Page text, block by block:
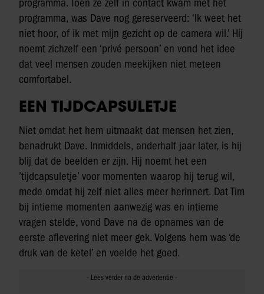
programma. Toen ze zelf in contact kwam met het
programma, was Dave nog gereserveerd: ‘Ik weet het
niet hoor, of ik met mijn gezicht op de camera wil.’ Hij
noemt zichzelf een ‘privé persoon’ en vond het idee
dat veel mensen zouden meekijken niet meteen
comfortabel.
EEN TIJDCAPSULETJE
Niet omdat het hem uitmaakt dat mensen het zien,
benadrukt Dave. Inmiddels, anderhalf jaar later, is hij
blij dat de beelden er zijn. Hij noemt het een
’tijdcapsuletje’ voor momenten waarop hij terug wil,
mede omdat hij zelf niet alles meer herinnert. Dat Tim
bij intieme momenten aanwezig was en intieme
vragen stelde, vond Dave na de opnames van de
eerste aflevering niet meer gek. Volgens hem was ‘de
druk van de ketel’ en voelde het goed.